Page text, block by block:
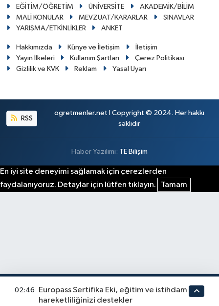
EĞİTİM/ÖĞRETİM
ÜNİVERSİTE
AKADEMİK/BİLİM
MALİ KONULAR
MEVZUAT/KARARLAR
SINAVLAR
YARIŞMA/ETKİNLİKLER
ANKET
Hakkımızda Künye ve İletişim
İletişim
Yayın İlkeleri
Kullanım Şartları
Çerez Politikası
Gizlilik ve KVK
Reklam Yasal Uyarı
RSS
ogretmenler.net I Copyright © 2024. Her hakkı
saklıdır
Haber Yazılımı: TE Bilişim
En iyi site deneyimi sağlamak için çerezlerden
faydalanıyoruz. Detaylar için lütfen tıklayın.
Tamam
02:46
Europass Sertifika Eki, eğitim ve istihdam
hareketliliğinizi destekler